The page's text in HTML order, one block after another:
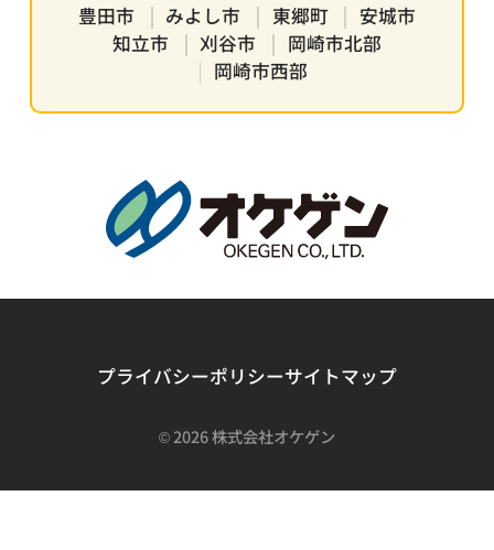
豊田市 みよし市 東郷町
安城市
知立市
刈谷市
岡崎市北部
岡崎市西部
プライバシーポリシーサイトマップ
©2026 株式会社オケゲン